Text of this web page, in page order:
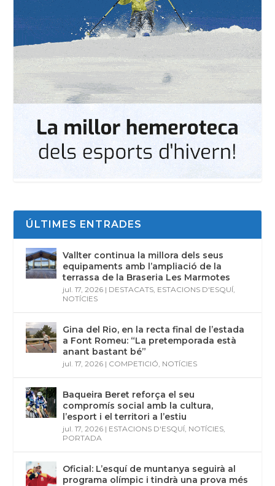
ÚLTIMES ENTRADES
Vallter continua la millora dels seus
equipaments amb l’ampliació de la
terrassa de la Braseria Les Marmotes
jul. 17, 2026 | DESTACATS ESTACIONS D'ESQUÍ
NOTÍCIES
Gina del Rio, en la recta final de l’estada
a Font Romeu: “La pretemporada està
anant bastant bé”
jul. 17, 2026 | COMPETICIÓ NOTÍCIES
Baqueira Beret reforça el seu
compromís social amb la cultura,
l’esport i el territori a l’estiu
jul. 17, 2026 | ESTACIONS D'ESQUÍ NOTÍCIES
PORTADA
Oficial: L’esquí de muntanya seguirà al
programa olímpic i tindrà una prova més